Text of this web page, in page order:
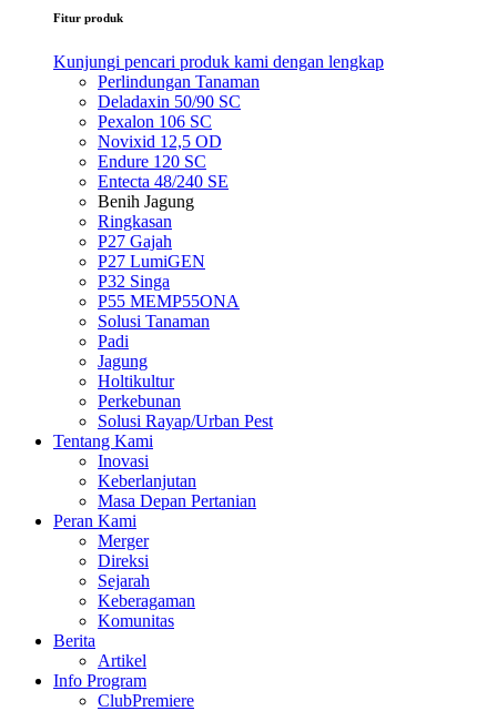
Fitur produk
Kunjungi pencari produk kami dengan lengkap
Perlindungan Tanaman
Deladaxin 50/90 SC
Pexalon 106 SC
Novixid 12,5 OD
Endure 120 SC
Entecta 48/240 SE
Benih Jagung
Ringkasan
P27 Gajah
P27 LumiGEN
P32 Singa
P55 MEMP55ONA
Solusi Tanaman
Padi
Jagung
Holtikultur
Perkebunan
Solusi Rayap/Urban Pest
Tentang Kami
Inovasi
Keberlanjutan
Masa Depan Pertanian
Peran Kami
Merger
Direksi
Sejarah
Keberagaman
Komunitas
Berita
Artikel
Info Program
ClubPremiere